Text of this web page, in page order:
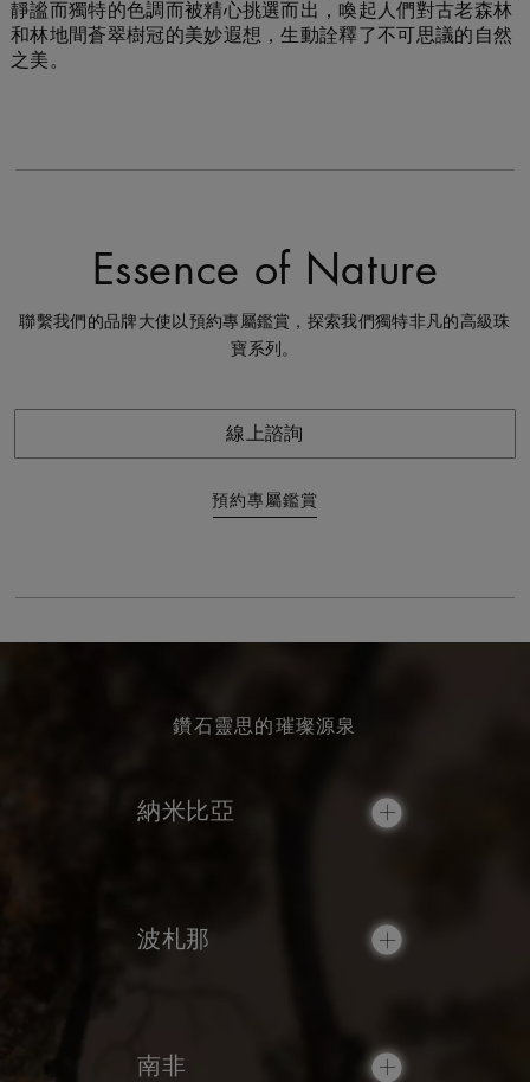
靜謐而獨特的色調而被精心挑選而出，喚起人們對古老森林
和林地間蒼翠樹冠的美妙遐想，生動詮釋了不可思議的自然
之美。
Essence of Nature
聯繫我們的品牌大使以預約專屬鑑賞，探索我們獨特非凡的高級珠
寶系列。
線上諮詢
預約專屬鑑賞
鑽石靈思的璀璨源泉
納米比亞
波札那
南非